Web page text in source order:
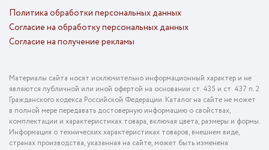
Политика обработки персональных данных
Согласие на обработку персональных данных
Согласие на получение рекламы
Материалы сайта носят исключительно информационный характер и не
являются публичной или иной офертой на основании ст. 435 и ст. 437 п. 2
Гражданского кодекса Российской Федерации. Каталог на сайте не может
в полной мере передавать достоверную информацию о свойствах,
комплектации и характеристиках товара, включая цвета, размеры и формы.
Информация о технических характеристиках товаров, внешнем виде,
странах производства, указанная на сайте, может быть изменена